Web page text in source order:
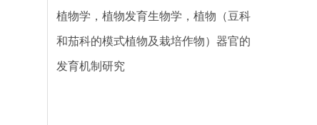
植物学，植物发育生物学，植物（豆科
和茄科的模式植物及栽培作物）器官的
发育机制研究